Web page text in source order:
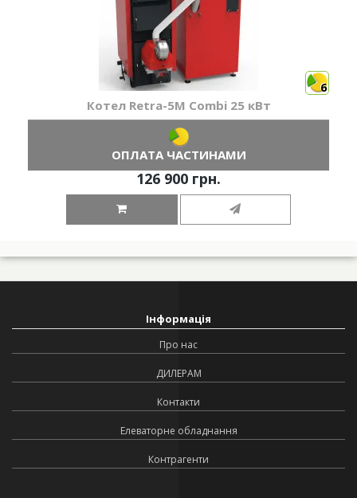
6
Котел Retra-5М Combi 25 кВт
ОПЛАТА ЧАСТИНАМИ
126 900 грн.
Інформація
Про нас
ДИЛЕРАМ
Контакти
Елеваторне обладнання
Контрагенти